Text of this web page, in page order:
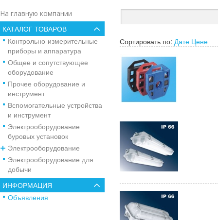
На главную компании
КАТАЛОГ ТОВАРОВ
Контрольно-измерительные
приборы и аппаратура
Общее и сопутствующее
оборудование
Прочее оборудование и
инструмент
Вспомогательные устройства
и инструмент
Электрооборудование
буровых установок
Электрооборудование
Электрооборудование для
добычи
ИНФОРМАЦИЯ
Объявления
Сортировать по: Дате Цене